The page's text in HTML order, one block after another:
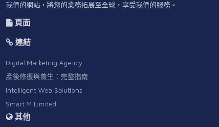
我們的網站，將您的業務拓展至全球，享受我們的服務。
頁面
連結
Digital Marketing Agency
產後修復與養生：完整指南
Intelligent Web Solutions
Smart M Limited
其他